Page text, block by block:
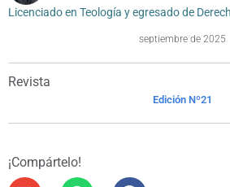
Licenciado en Teología y egresado de
septiembre de 2025
Revista
Edición Nº21
¡Compártelo!